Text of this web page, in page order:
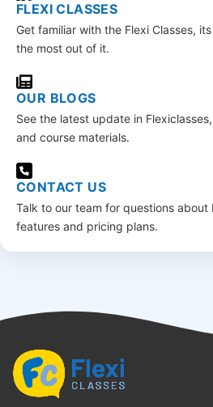
FLEXI CLASSES
Get familiar with the Flexi Classes,
the most out of it.
OUR BLOGS
See the latest update in
and course materials.
CONTACT US
Talk to our team for questions about
features and pricing plans.